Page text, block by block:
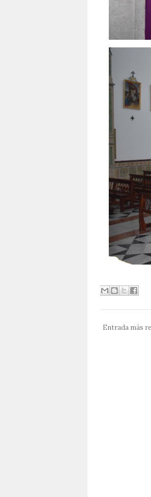
Entrada más